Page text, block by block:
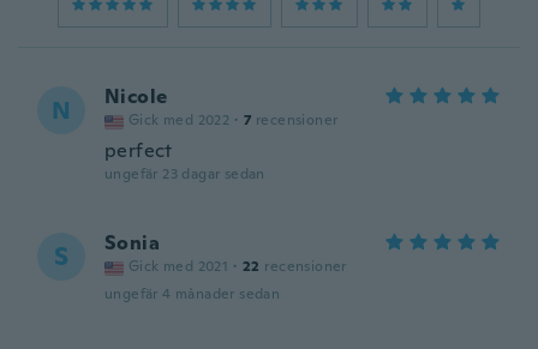
N Nicole
Gick med 2022 · 7 recensioner
perfect
ungefär 23 dagar sedan
S Sonia
Gick med 2021 · 22 recensioner
ungefär 4 månader sedan